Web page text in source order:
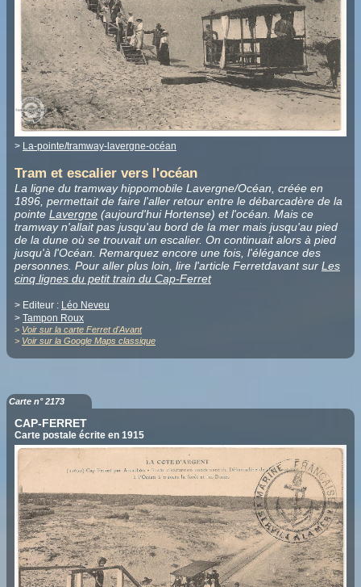
> La-pointe/tramway-lavergne-océan
Tram et escalier vers l'océan
La ligne du tramway hippomobile Lavergne/Océan, créée en
1896, permettait de faire l'aller retour entre le débarcadère de la
pointe Lavergne (aujourd'hui Hortense) et l'océan. Mais ce
tramway n'allait pas jusqu'au bord de la mer mais jusqu'au pied
de la dune où se trouvait un escalier. On continuait alors à pied
jusqu'à l'Océan. Remarquez encore une fois, l'élégance des
personnes. Pour aller plus loin, lire l'article Ferretdavant sur Les
cinq lignes du petit train du Cap-Ferret
> Editeur : Léo Neveu
> Tampon Roux
> Voir sur la carte Ferret d'Avant
> Voir sur la Google Maps classique
Carte n° 2173
CAP-FERRET
Carte postale écrite en 1915